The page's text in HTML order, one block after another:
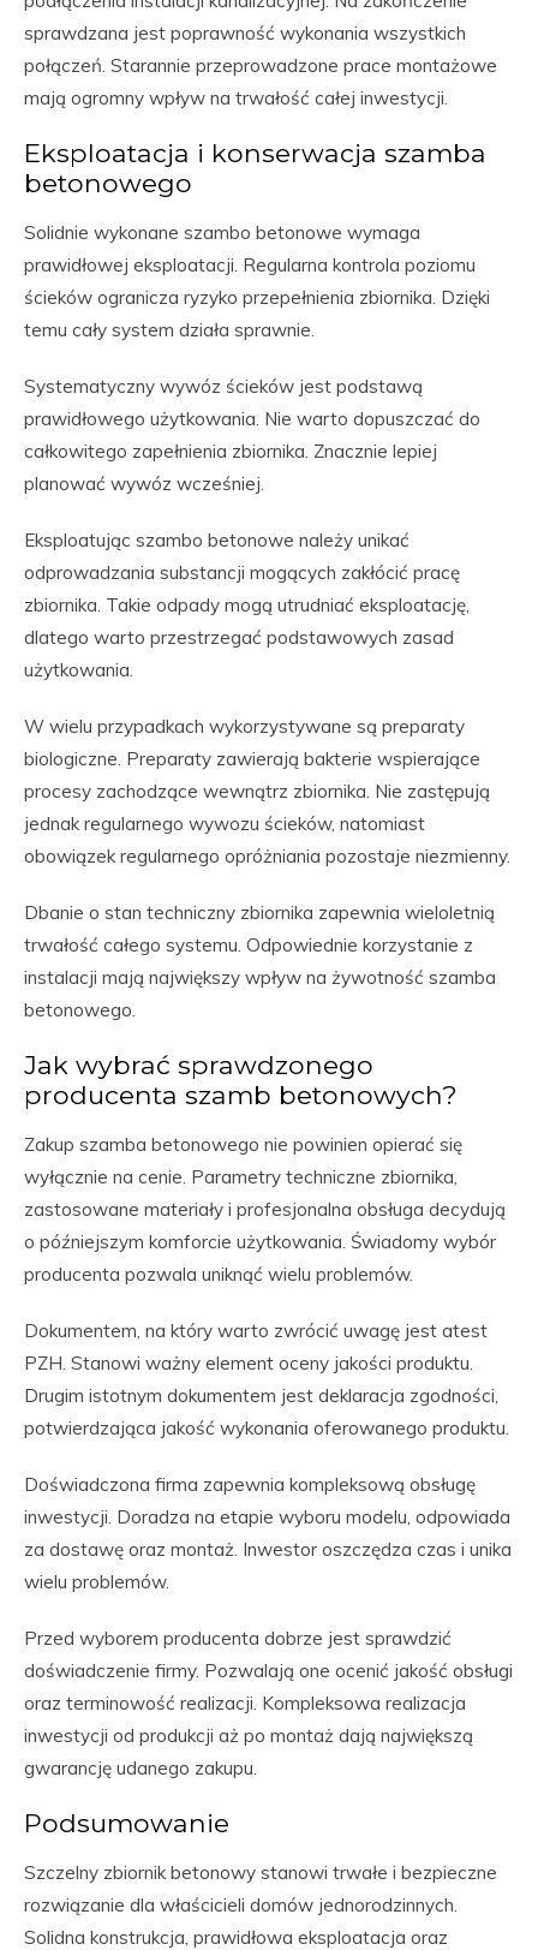
sprawdzana jest poprawność wykonania wszystkich
połączeń. Starannie przeprowadzone prace montażowe
mają ogromny wpływ na trwałość całej inwestycji.
Eksploatacja i konserwacja szamba
betonowego
Solidnie wykonane szambo betonowe wymaga
prawidłowej eksploatacji. Regularna kontrola poziomu
ścieków ogranicza ryzyko przepełnienia zbiornika. Dzięki
temu cały system działa sprawnie.
Systematyczny wywóz ścieków jest podstawą
prawidłowego użytkowania. Nie warto dopuszczać do
całkowitego zapełnienia zbiornika. Znacznie lepiej
planować wywóz wcześniej.
Eksploatując szambo betonowe należy unikać
odprowadzania substancji mogących zakłócić pracę
zbiornika. Takie odpady mogą utrudniać eksploatację,
dlatego warto przestrzegać podstawowych zasad
użytkowania.
W wielu przypadkach wykorzystywane są preparaty
biologiczne. Preparaty zawierają bakterie wspierające
procesy zachodzące wewnątrz zbiornika. Nie zastępują
jednak regularnego wywozu ścieków, natomiast
obowiązek regularnego opróżniania pozostaje niezmienny.
Dbanie o stan techniczny zbiornika zapewnia wieloletnią
trwałość całego systemu. Odpowiednie korzystanie z
instalacji mają największy wpływ na żywotność szamba
betonowego.
Jak wybrać sprawdzonego
producenta szamb betonowych?
Zakup szamba betonowego nie powinien opierać się
wyłącznie na cenie. Parametry techniczne zbiornika,
zastosowane materiały i profesjonalna obsługa decydują
o późniejszym komforcie użytkowania. Świadomy wybór
producenta pozwala uniknąć wielu problemów.
Dokumentem, na który warto zwrócić uwagę jest atest
PZH. Stanowi ważny element oceny jakości produktu.
Drugim istotnym dokumentem jest deklaracja zgodności,
potwierdzająca jakość wykonania oferowanego produktu.
Doświadczona firma zapewnia kompleksową obsługę
inwestycji. Doradza na etapie wyboru modelu, odpowiada
za dostawę oraz montaż. Inwestor oszczędza czas i unika
wielu problemów.
Przed wyborem producenta dobrze jest sprawdzić
doświadczenie firmy. Pozwalają one ocenić jakość obsługi
oraz terminowość realizacji. Kompleksowa realizacja
inwestycji od produkcji aż po montaż dają największą
gwarancję udanego zakupu.
Podsumowanie
Szczelny zbiornik betonowy stanowi trwałe i bezpieczne
rozwiązanie dla właścicieli domów jednorodzinnych.
Solidna konstrukcja, prawidłowa eksploatacja oraz